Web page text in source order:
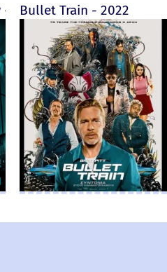
- Motherless Brooklyn -
Bullet Train - 2022